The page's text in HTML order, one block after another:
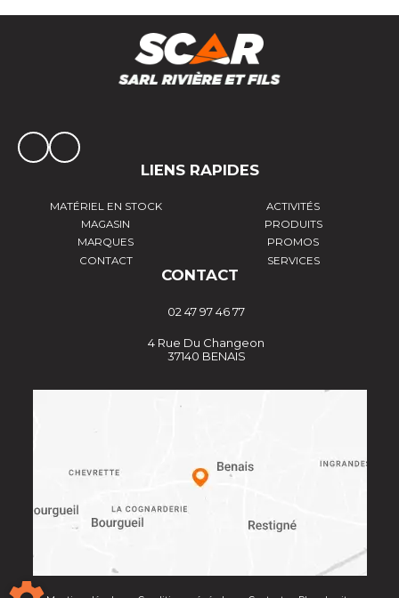
LIENS RAPIDES
MATÉRIEL EN STOCK
ACTIVITÉS
MAGASIN
PRODUITS
MARQUES
PROMOS
CONTACT
SERVICES
CONTACT
02 47 97 46 77
4 Rue Du Changeon
37140 BENAIS